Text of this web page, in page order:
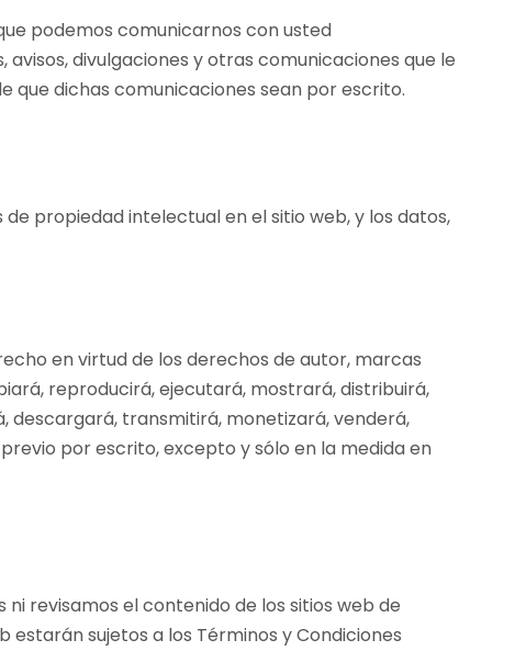
podemos comunicarnos con usted
divulgaciones y otras comunicaciones que le
que dichas comunicaciones sean por escrito.
propiedad intelectual en el sitio web, y los datos,
en virtud de los derechos de autor, marcas
reproducirá, ejecutará, mostrará, distribuirá,
descargará, transmitirá, monetizará, venderá,
por escrito, excepto y sólo en la medida en
revisamos el contenido de los sitios web de
sujetos a los Términos y Condiciones